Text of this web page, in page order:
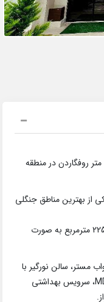
خرید ویلای دوبلکس نمامدرن نوساز دارای 120 متر روفگاردن در منطقه
از بهترین مناطق جنگلی
ویلا در زمینی به مساحت 200 مترمربع و بنای 225 مترمربع به صورت
اتاق خواب بزرگ و نورگیر و دلباز، 3 خواب مستر، سالن نورگیر با
پنجره‌های دوجداره، آشپزخانه با کابینت‌های MDF، سرویس بهداشتی